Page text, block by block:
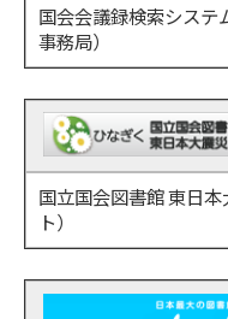
国会会議録検索システ
事務局）
国立国会図書館 東日
ト）